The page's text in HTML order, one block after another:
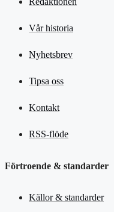
Vår historia
Nyhetsbrev
Tipsa oss
Kontakt
RSS-flöde
Förtroende & standarder
Källor & standarder